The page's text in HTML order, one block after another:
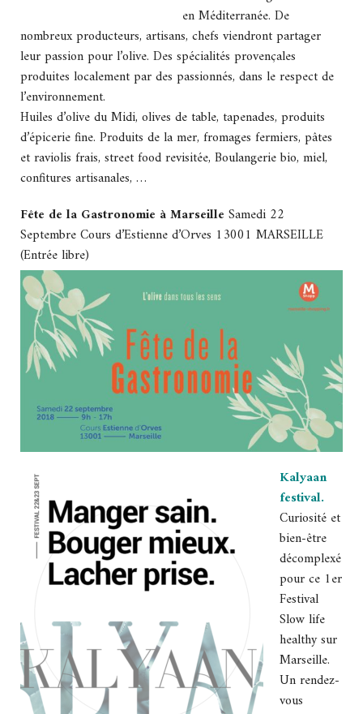
en Méditerranée. De
nombreux producteurs, artisans, chefs viendront partager
leur passion pour l’olive. Des spécialités provençales
produites localement par des passionnés, dans le respect de
l’environnement.
Huiles d’olive du Midi, olives de table, tapenades, produits
d’épicerie fine. Produits de la mer, fromages fermiers, pâtes
et raviolis frais, street food revisitée, Boulangerie bio, miel,
confitures artisanales, …
Fête de la Gastronomie à Marseille Samedi 22
Septembre Cours d’Estienne d’Orves 13001 MARSEILLE
(Entrée libre)
Kalyaan
festival.
Curiosité et
bien-être
décomplexé
pour ce 1er
Festival
Slow life
healthy sur
Marseille.
Un rendez-
vous